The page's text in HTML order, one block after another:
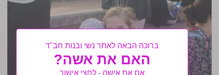
ברוכה הבאה לאתר נשי ובנות חב"ד
האם את אשה?
אם את אישה - לחצי אישור